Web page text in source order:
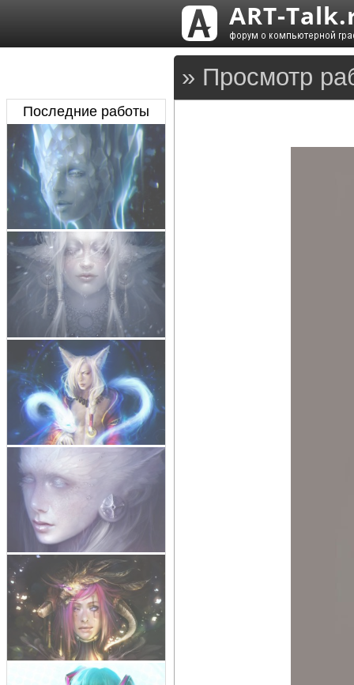
» Просмотр
Последние работы